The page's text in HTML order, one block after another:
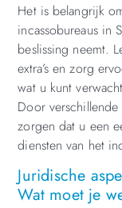
Het is belangrijk
incassobureaus in
beslissing neemt.
extra’s en zorg
wat u kunt
Door
zorgen dat u een
diensten van het
Juridische
Wat moet je